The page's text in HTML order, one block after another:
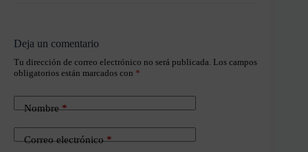
Deja un comentario
Tu dirección de correo electrónico no será publicada. Los campos
obligatorios están marcados con *
Nombre*
Correo electrónico*